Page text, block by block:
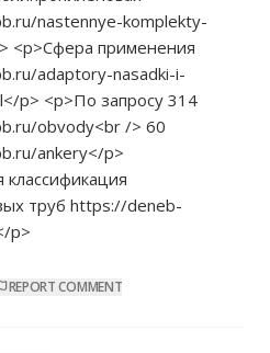
nastennye-komplekty-
<p>Сфера применения
adaptory-nasadki-i-
p> <p>По запросу 314
obvody<br/> 60
ankery</p>
классификация
труб https://deneb-
p>
REPORT COMMENT